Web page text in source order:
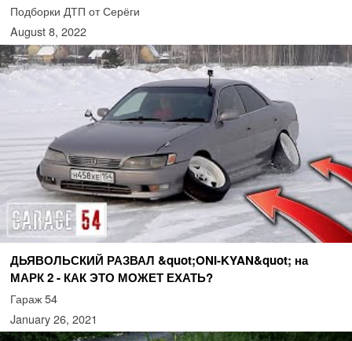
Подборки ДТП от Серёги
August 8, 2022
ДЬЯВОЛЬСКИЙ РАЗВАЛ &quot;ONI-KYAN&quot; на
МАРК 2 - КАК ЭТО МОЖЕТ ЕХАТЬ?
Гараж 54
January 26, 2021